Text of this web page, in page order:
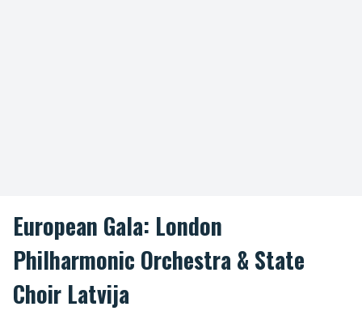
European Gala: London
Philharmonic Orchestra & State
Choir Latvija